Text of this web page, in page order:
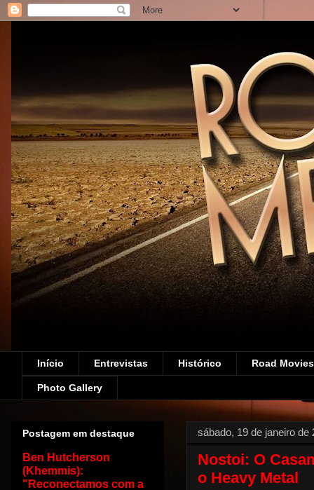
Início Entrevistas Histórico Road
Photo Gallery
sábado, 19 de janeiro de
Nostoi: O
o Heavy Metal
Postagem em destaque
Ben Hutcherson
(Khemmis):
"Reconectamos com a